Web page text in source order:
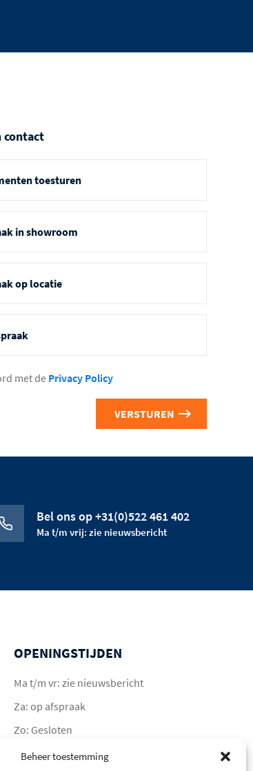
Beheer toestemming
contact
toesturen
in showroom
op locatie
met de Privacy Policy
Bel ons op +31(0)522 461 402
Ma t/m vrij: zie nieuwsbericht
OPENINGSTIJDEN
Ma t/m vr: zie nieuwsbericht
Za: op afspraak
Zo: Gesloten